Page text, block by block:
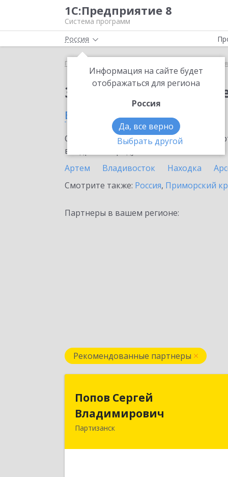
1С:Предприятие 8
Система программ
Россия
Информация на сайте будет
отображаться для региона
Россия
Да, все верно
Выбрать другой
Главная 1С:Бизнес-сеть.
Заказать 1С:Бизнес-
в Партизанске
Ознакомьтесь с информационными
внедрение продукта.
Артем
Владивосток Находка
Смотрите также: Россия, Приморский
Партнеры в вашем регионе:
Рекомендованные партнеры
Попов Сергей
Владимирович
Партизанск
Попов Сергей
Владимирович
692922, Приморский край, г. Находка,